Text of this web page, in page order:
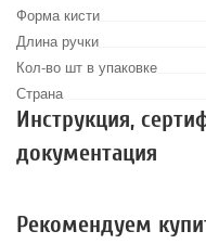
Форма кисти
Длина ручки
Кол-во шт в упаковке
Страна
Инструкция,
документация
Рекомендуем